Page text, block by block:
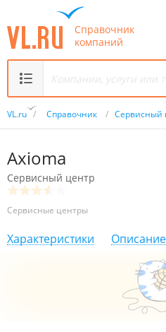
Справочник
компаний
VL.ru / Справочник / Сервисный
Axioma
Сервисный центр
Сервисные центры
Характеристики Описание